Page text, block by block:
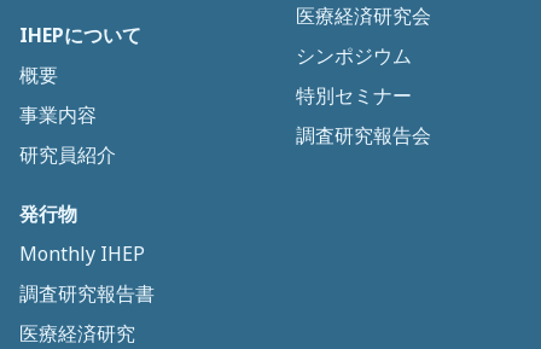
IHEPについて
概要
事業内容
研究員紹介
医療経済研究会
シンポジウム
特別セミナー
調査研究報告会
発行物
Monthly IHEP
調査研究報告書
医療経済研究